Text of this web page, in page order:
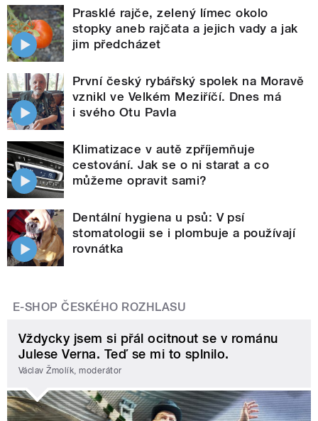
Prasklé rajče, zelený límec okolo
stopky aneb rajčata a jejich vady a jak
jim předcházet
První český rybářský spolek na Moravě
vznikl ve Velkém Meziříčí. Dnes má
i svého Otu Pavla
Klimatizace v autě zpříjemňuje
cestování. Jak se o ni starat a co
můžeme opravit sami?
Dentální hygiena u psů: V psí
stomatologii se i plombuje a používají
rovnátka
E-SHOP ČESKÉHO ROZHLASU
Vždycky jsem si přál ocitnout se v románu
Julese Verna. Teď se mi to splnilo.
Václav Žmolík, moderátor